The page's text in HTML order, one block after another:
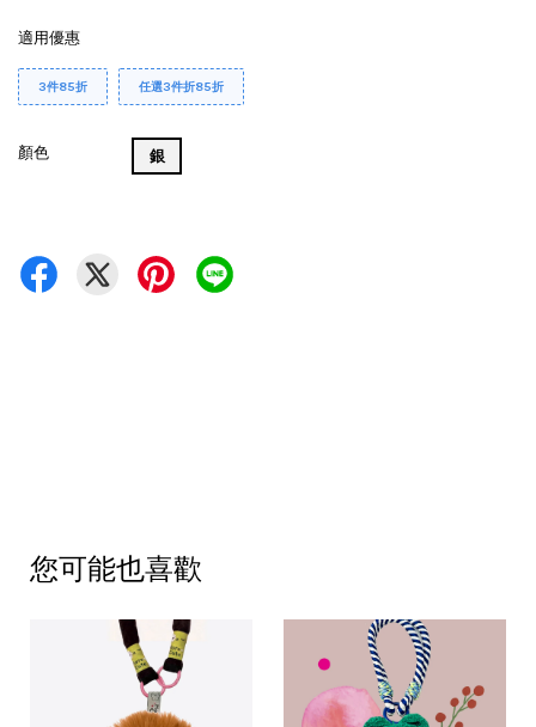
適用優惠
3件85折 任選3件折85折
顏色 銀
您可能也喜歡